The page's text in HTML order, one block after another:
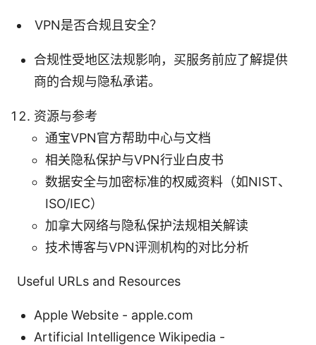
VPN是否合规且安全？
合规性受地区法规影响，买服务前应了解提供
商的合规与隐私承诺。
资源与参考
通宝VPN官方帮助中心与文档
相关隐私保护与VPN行业白皮书
数据安全与加密标准的权威资料（如NIST、
ISO/IEC）
加拿大网络与隐私保护法规相关解读
技术博客与VPN评测机构的对比分析
Useful URLs and Resources
Apple Website - apple.com
Artificial Intelligence Wikipedia -